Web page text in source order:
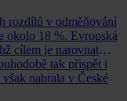
rozdílů v odměňování
okolo 18 %. Evropská
cílem je narovnat
tak přispět i
nabrala v České